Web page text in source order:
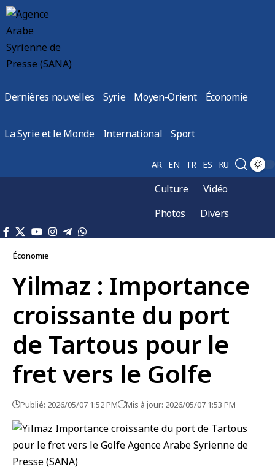
Dernières nouvelles Syrie Moyen-Orient Économie
La Syrie et le Monde International Sport
AR EN TR ES KU
Culture
Vidéo
Photos
Divers
Économie
Yilmaz : Importance
croissante du port
de Tartous pour le
fret vers le Golfe
Publié: 2026/05/07 1:52 PM Mis à jour: 2026/05/07 1:53 PM